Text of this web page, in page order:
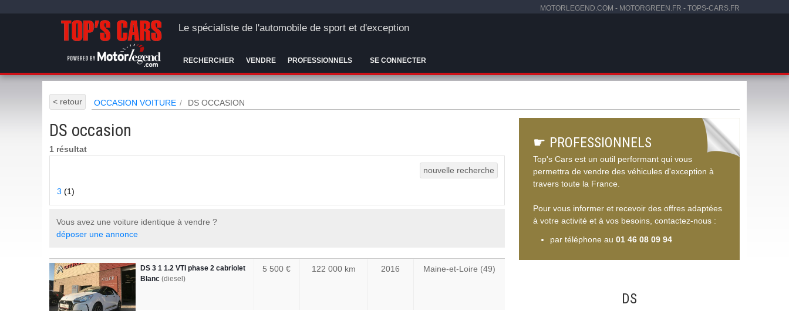
MOTORLEGEND.COM - MOTORGREEN.FR - TOPS-CARS.FR
Le spécialiste de l'automobile de sport et d'exception
RECHERCHER VENDRE PROFESSIONNELS SE CONNECTER
< retour OCCASION VOITURE DS OCCASION
DS occasion
1 résultat
nouvelle recherche
3 (1)
Vous avez une voiture identique à vendre ?
déposer une annonce
DS 3 1 1.2 VTI phase 2 cabriolet
Blanc (diesel)
5 500 € 122 000 km 2016 Maine-et-Loire (49)
☛ PROFESSIONNELS
Top's Cars est un outil performant qui vous
permettra de vendre des véhicules d'exception à
travers toute la France.
Pour vous informer et recevoir des offres adaptées
à votre activité et à vos besoins, contactez-nous :
par téléphone au 01 46 08 09 94
DS